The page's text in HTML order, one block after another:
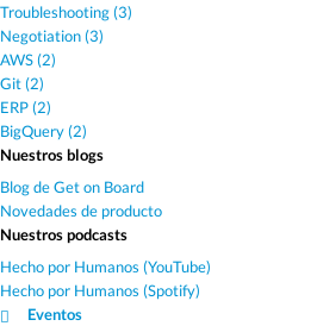
Troubleshooting (3)
Negotiation (3)
AWS (2)
Git (2)
ERP (2)
BigQuery (2)
Nuestros blogs
Blog de Get on Board
Novedades de producto
Nuestros podcasts
Hecho por Humanos (YouTube)
Hecho por Humanos (Spotify)
Eventos